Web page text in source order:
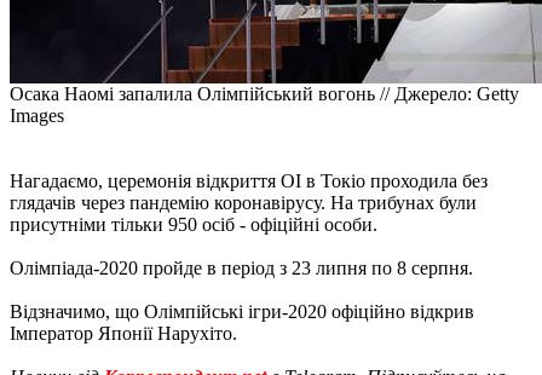
Осака Наомі запалила Олімпійський вогонь // Джерело: Getty
Images
Нагадаємо, церемонія відкриття ОІ в Токіо проходила без
глядачів через пандемію коронавірусу. На трибунах були
присутніми тільки 950 осіб - офіційні особи.
Олімпіада-2020 пройде в період з 23 липня по 8 серпня.
Відзначимо, що Олімпійські ігри-2020 офіційно відкрив
Імператор Японії Нарухіто.